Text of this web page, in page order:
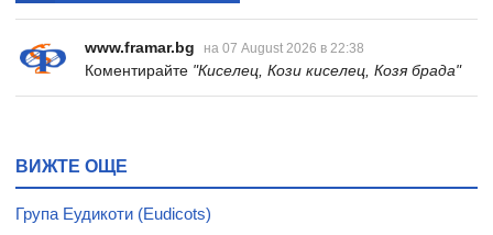
www.framar.bg на 07 August 2026 в 22:38
Коментирайте "Киселец, Кози киселец, Козя брада"
ВИЖТЕ ОЩЕ
Група Еудикоти (Eudicots)